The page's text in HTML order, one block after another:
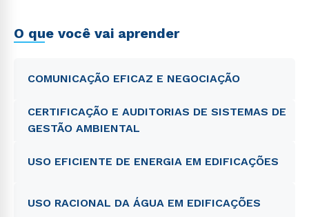
O que você vai aprender
COMUNICAÇÃO EFICAZ E NEGOCIAÇÃO
CERTIFICAÇÃO E AUDITORIAS DE SISTEMAS DE
GESTÃO AMBIENTAL
USO EFICIENTE DE ENERGIA EM EDIFICAÇÕES
USO RACIONAL DA ÁGUA EM EDIFICAÇÕES